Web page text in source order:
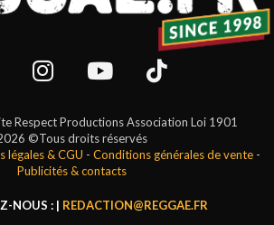
Respect Productions Association Loi 1901
©Tous droits réservés
légales & CGU - Conditions générales de vente-
Publicités & contacts
NOUS : | REDACTION@REGGAE.FR